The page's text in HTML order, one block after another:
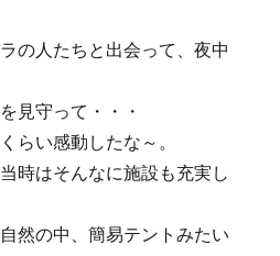
の人たちと出会って、夜中
見守って・・・
らい感動したな～。
時はそんなに施設も充実し
然の中、簡易テントみたい